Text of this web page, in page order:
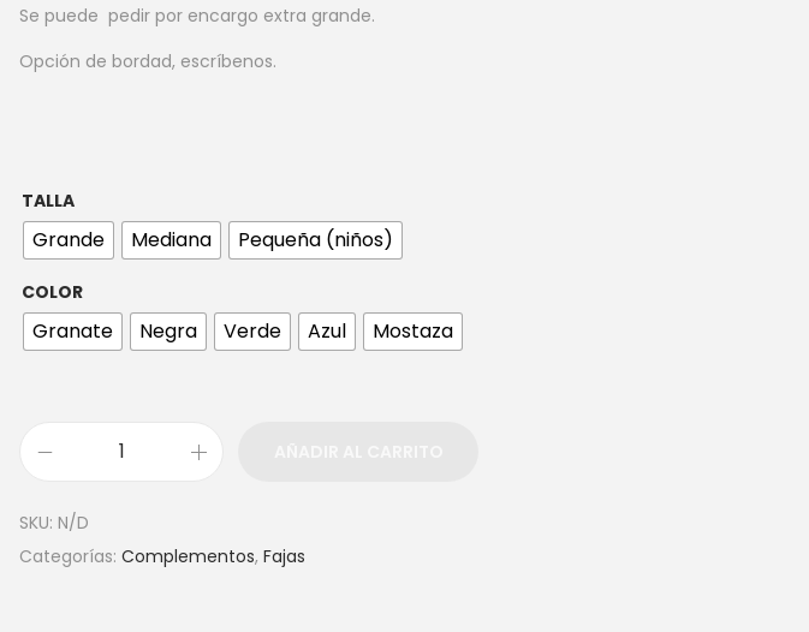
Se puede pedir por encargo extra grande.
Opción de bordad, escríbenos.
TALLA
Grande Mediana Pequeña (niños)
COLOR
Granate Negra Verde Azul Mostaza
SKU: N/D
Categorías: Complementos, Fajas